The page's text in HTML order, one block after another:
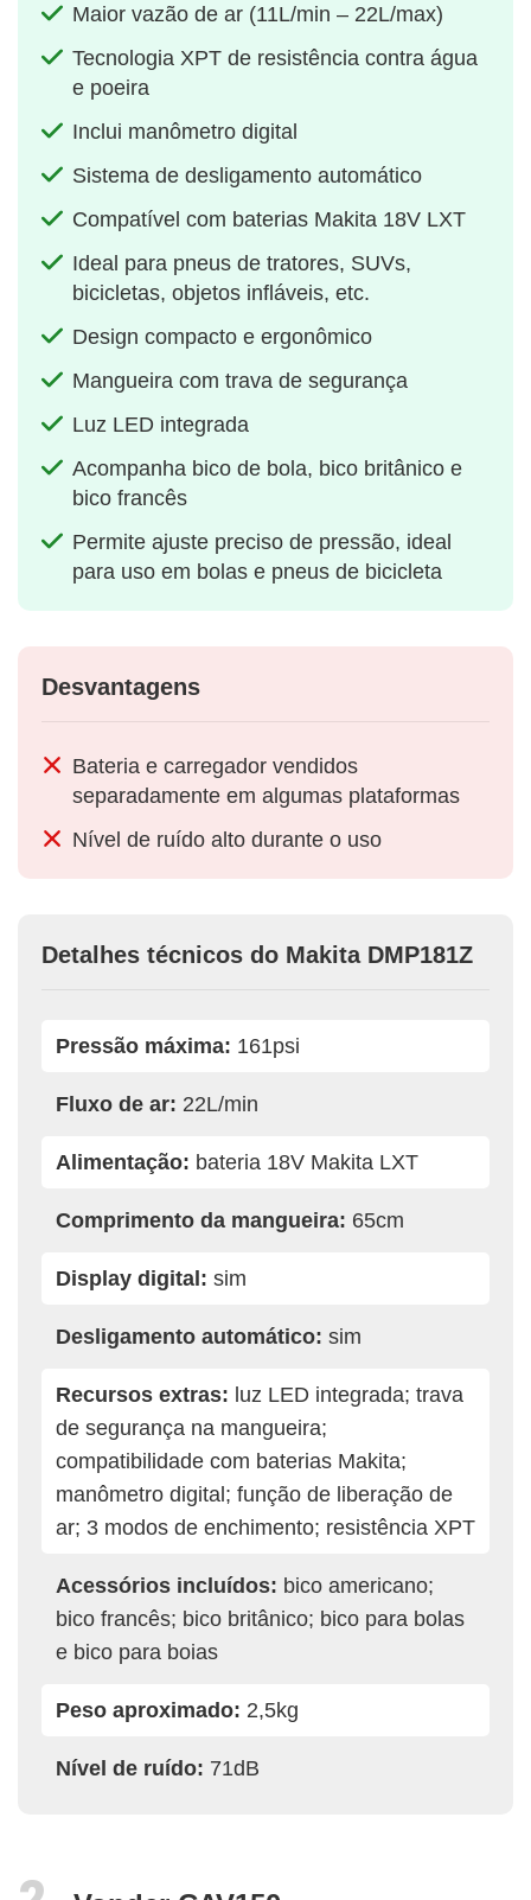
Maior vazão de ar (11L/min – 22L/max)
Tecnologia XPT de resistência contra água
e poeira
Inclui manômetro digital
Sistema de desligamento automático
Compatível com baterias Makita 18V LXT
Ideal para pneus de tratores, SUVs,
bicicletas, objetos infláveis, etc.
Design compacto e ergonômico
Mangueira com trava de segurança
Luz LED integrada
Acompanha bico de bola, bico britânico e
bico francês
Permite ajuste preciso de pressão, ideal
para uso em bolas e pneus de bicicleta
Desvantagens
Bateria e carregador vendidos
separadamente em algumas plataformas
Nível de ruído alto durante o uso
Detalhes técnicos do Makita ‎DMP181Z
Pressão máxima: 161psi
Fluxo de ar: 22L/min
Alimentação: bateria 18V Makita LXT
Comprimento da mangueira: 65cm
Display digital: sim
Desligamento automático: sim
Recursos extras: luz LED integrada; trava
de segurança na mangueira;
compatibilidade com baterias Makita;
manômetro digital; função de liberação de
ar; 3 modos de enchimento; resistência XPT
Acessórios incluídos: bico americano;
bico francês; bico britânico; bico para bolas
e bico para boias
Peso aproximado: 2,5kg
Nível de ruído: 71dB